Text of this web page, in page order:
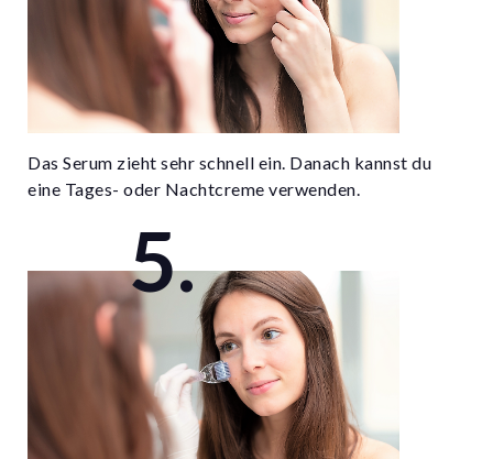
Das Serum zieht sehr schnell ein. Danach kannst du
eine Tages- oder Nachtcreme verwenden.